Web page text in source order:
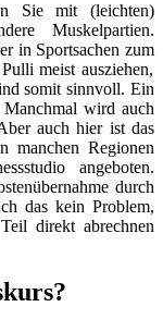
Sie mit (leichten)
Muskelpartien.
in Sportsachen zum
meist ausziehen,
somit sinnvoll. Ein
wird auch
auch hier ist das
manchen Regionen
angeboten.
durch
das kein Problem,
direkt abrechnen